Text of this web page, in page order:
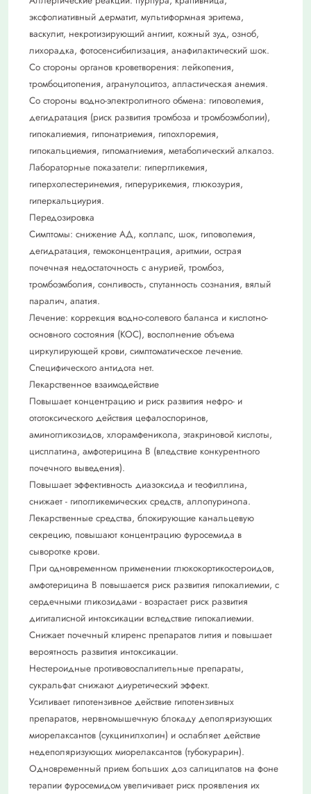
эксфолиативный дерматит, мультиформная эритема,
васкулит, некротизирующий ангиит, кожный зуд, озноб,
лихорадка, фотосенсибилизация, анафилактический шок.
Со стороны органов кроветворения: лейкопения,
тромбоцитопения, агранулоцитоз, апластическая анемия.
Со стороны водно-электролитного обмена: гиповолемия,
дегидратация (риск развития тромбоза и тромбоэмболии),
гипокалиемия, гипонатриемия, гипохлоремия,
гипокальциемия, гипомагниемия, метаболический алкалоз.
Лабораторные показатели: гипергликемия,
гиперхолестеринемия, гиперурикемия, глюкозурия,
гиперкальциурия.
Передозировка
Симптомы: снижение АД, коллапс, шок, гиповолемия,
дегидратация, гемоконцентрация, аритмии, острая
почечная недостаточность с анурией, тромбоз,
тромбоэмболия, сонливость, спутанность сознания, вялый
паралич, апатия.
Лечение: коррекция водно-солевого баланса и кислотно-
основного состояния (КОС), восполнение объема
циркулирующей крови, симптоматическое лечение.
Специфического антидота нет.
Лекарственное взаимодействие
Повышает концентрацию и риск развития нефро- и
ототоксического действия цефалоспоринов,
аминогликозидов, хлорамфеникола, этакриновой кислоты,
цисплатина, амфотерицина В (вледствие конкурентного
почечного выведения).
Повышает эффективность диазоксида и теофиллина,
снижает - гипогликемических средств, аллопуринола.
Лекарственные средства, блокирующие канальцевую
секрецию, повышают концентрацию фуросемида в
сыворотке крови.
При одновременном применении глюкокортикостероидов,
амфотерицина В повышается риск развития гипокалиемии, с
сердечными гликозидами - возрастает риск развития
дигиталисной интоксикации вследствие гипокалиемии.
Снижает почечный клиренс препаратов лития и повышает
вероятность развития интоксикации.
Нестероидные противовоспалительные препараты,
сукральфат снижают диуретический эффект.
Усиливает гипотензивное действие гипотензивных
препаратов, нервномышечную блокаду деполяризующих
миорелаксантов (сукцинилхолин) и ослабляет действие
недеполяризующих миорелаксантов (тубокурарин).
Одновременный прием больших доз салицилатов на фоне
терапии фуросемидом увеличивает риск проявления их